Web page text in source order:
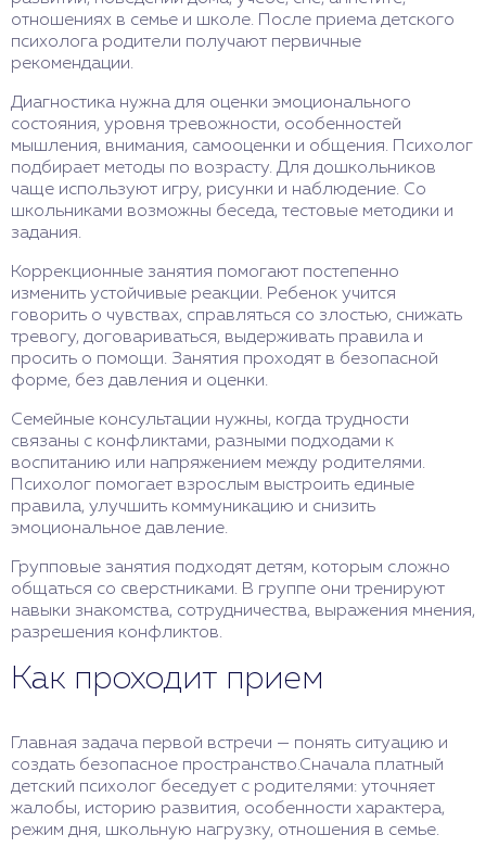
отношениях в семье и школе. После приема детского
психолога родители получают первичные
рекомендации.
Диагностика нужна для оценки эмоционального
состояния, уровня тревожности, особенностей
мышления, внимания, самооценки и общения. Психолог
подбирает методы по возрасту. Для дошкольников
чаще используют игру, рисунки и наблюдение. Со
школьниками возможны беседа, тестовые методики и
задания.
Коррекционные занятия помогают постепенно
изменить устойчивые реакции. Ребенок учится
говорить о чувствах, справляться со злостью, снижать
тревогу, договариваться, выдерживать правила и
просить о помощи. Занятия проходят в безопасной
форме, без давления и оценки.
Семейные консультации нужны, когда трудности
связаны с конфликтами, разными подходами к
воспитанию или напряжением между родителями.
Психолог помогает взрослым выстроить единые
правила, улучшить коммуникацию и снизить
эмоциональное давление.
Групповые занятия подходят детям, которым сложно
общаться со сверстниками. В группе они тренируют
навыки знакомства, сотрудничества, выражения мнения,
разрешения конфликтов.
Как проходит прием
Главная задача первой встречи — понять ситуацию и
создать безопасное пространство.Сначала платный
детский психолог беседует с родителями: уточняет
жалобы, историю развития, особенности характера,
режим дня, школьную нагрузку, отношения в семье.